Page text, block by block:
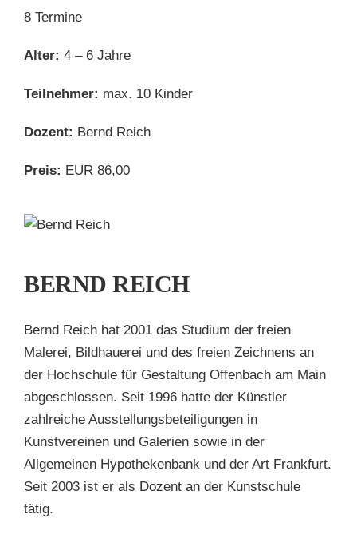
8 Termine
Alter: 4 – 6 Jahre
Teilnehmer: max. 10 Kinder
Dozent: Bernd Reich
Preis: EUR 86,00
BERND REICH
Bernd Reich hat 2001 das Studium der freien
Malerei, Bildhauerei und des freien Zeichnens an
der Hochschule für Gestaltung Offenbach am Main
abgeschlossen. Seit 1996 hatte der Künstler
zahlreiche Ausstellungsbeteiligungen in
Kunstvereinen und Galerien sowie in der
Allgemeinen Hypothekenbank und der Art Frankfurt.
Seit 2003 ist er als Dozent an der Kunstschule
tätig.